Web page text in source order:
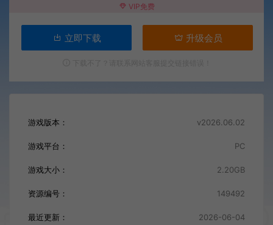
VIP免费
立即下载 升级会员
游戏版本： v2026.06.02
游戏平台： PC
游戏大小： 2.20GB
资源编号： 149492
最近更新： 2026-06-04